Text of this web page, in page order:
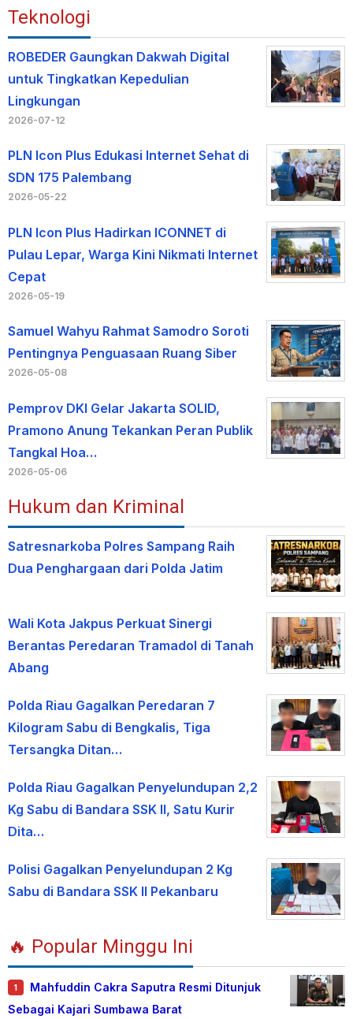
Teknologi
ROBEDER Gaungkan Dakwah Digital
untuk Tingkatkan Kepedulian
Lingkungan
2026-07-12
PLN Icon Plus Edukasi Internet Sehat di
SDN 175 Palembang
2026-05-22
PLN Icon Plus Hadirkan ICONNET di
Pulau Lepar, Warga Kini Nikmati Internet
Cepat
2026-05-19
Samuel Wahyu Rahmat Samodro Soroti
Pentingnya Penguasaan Ruang Siber
2026-05-08
Pemprov DKI Gelar Jakarta SOLID,
Pramono Anung Tekankan Peran Publik
Tangkal Hoa…
2026-05-06
Hukum dan Kriminal
Satresnarkoba Polres Sampang Raih
Dua Penghargaan dari Polda Jatim
Wali Kota Jakpus Perkuat Sinergi
Berantas Peredaran Tramadol di Tanah
Abang
Polda Riau Gagalkan Peredaran 7
Kilogram Sabu di Bengkalis, Tiga
Tersangka Ditan…
Polda Riau Gagalkan Penyelundupan 2,2
Kg Sabu di Bandara SSK II, Satu Kurir
Dita…
Polisi Gagalkan Penyelundupan 2 Kg
Sabu di Bandara SSK II Pekanbaru
🔥 Popular Minggu Ini
1
Mahfuddin Cakra Saputra Resmi Ditunjuk
Sebagai Kajari Sumbawa Barat